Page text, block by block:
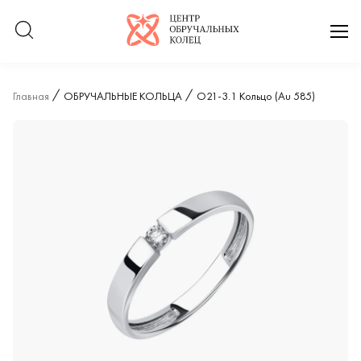
Логотип компании
Главная ОБРУЧАЛЬНЫЕ КОЛЬЦА О21-3.1 Кольцо (Au 585)